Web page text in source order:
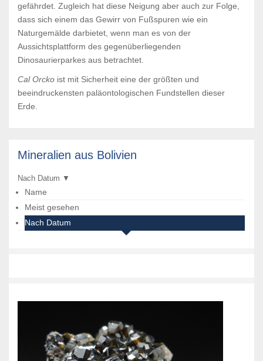
gefährdet. Zugleich hat diese Neigung aber auch zur Folge,
dass sich einem das Gewirr von Fußspuren wie ein
Naturgemälde darbietet, wenn man es von der
Aussichtsplattform des gegenüberliegenden
Dinosaurierparkes aus betrachtet.
Cal Orcko ist mit Sicherheit eine der größten und
beeindruckensten paläontologischen Fundstellen dieser
Erde.
Mineralien aus Bolivien
Nach Datum ▼
Name
Meist gesehen
Nach Datum